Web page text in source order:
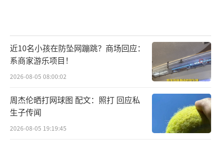
近10名小孩在防坠网蹦跳？商场回应：
系商家游乐项目！
2026-08-05 08:00:02
周杰伦晒打网球图 配文：照打 回应私
生子传闻
2026-08-05 19:19:45